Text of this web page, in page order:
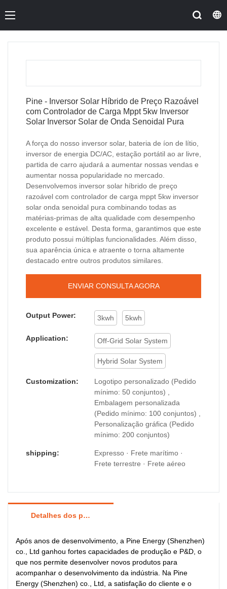
Pine - Inversor Solar Híbrido de Preço Razoável
com Controlador de Carga Mppt 5kw Inversor
Solar Inversor Solar de Onda Senoidal Pura
A força do nosso inversor solar, bateria de íon de lítio,
inversor de energia DC/AC, estação portátil ao ar livre,
partida de carro ajudará a aumentar nossas vendas e
aumentar nossa popularidade no mercado.
Desenvolvemos inversor solar híbrido de preço
razoável com controlador de carga mppt 5kw inversor
solar onda senoidal pura combinando todas as
matérias-primas de alta qualidade com desempenho
excelente e estável. Desta forma, garantimos que este
produto possui múltiplas funcionalidades. Além disso,
sua aparência única e atraente o torna altamente
destacado entre outros produtos similares.
ENVIAR CONSULTA AGORA
Output Power: 3kwh 5kwh
Application: Off-Grid Solar System
Hybrid Solar System
Customization:
Logotipo personalizado (Pedido
mínimo: 50 conjuntos) ,
Embalagem personalizada
(Pedido mínimo: 100 conjuntos) ,
Personalização gráfica (Pedido
mínimo: 200 conjuntos)
shipping:
Expresso · Frete marítimo ·
Frete terrestre · Frete aéreo
Detalhes dos produtos
Após anos de desenvolvimento, a Pine Energy (Shenzhen)
co., Ltd ganhou fortes capacidades de produção e P&D, o
que nos permite desenvolver novos produtos para
acompanhar o desenvolvimento da indústria. Na Pine
Energy (Shenzhen) co., Ltd, a satisfação do cliente e o